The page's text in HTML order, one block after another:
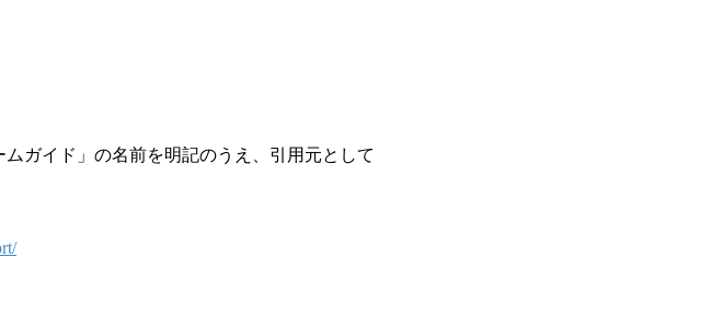
ガイド」の名前を明記のうえ、引用元として